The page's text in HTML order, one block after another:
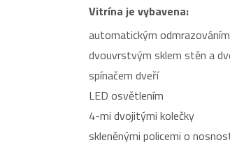
Vitrína je vybavena:
automatickým odmrazováním
dvouvrstvým sklem stěn a
spínačem dveří
LED osvětlením
4-mi dvojitými kolečky
skleněnými policemi o